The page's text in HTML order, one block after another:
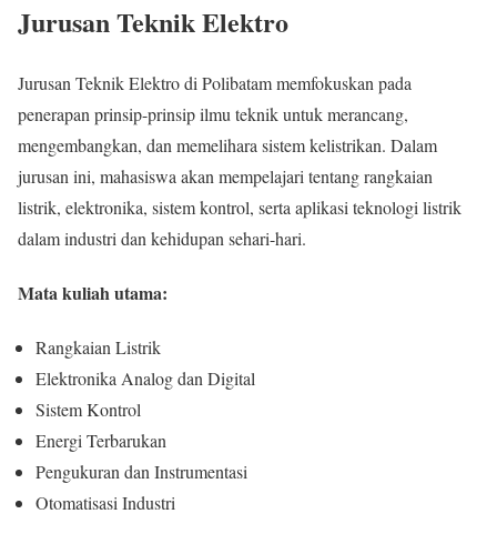
Jurusan Teknik Elektro
Jurusan Teknik Elektro di Polibatam memfokuskan pada
penerapan prinsip-prinsip ilmu teknik untuk merancang,
mengembangkan, dan memelihara sistem kelistrikan. Dalam
jurusan ini, mahasiswa akan mempelajari tentang rangkaian
listrik, elektronika, sistem kontrol, serta aplikasi teknologi listrik
dalam industri dan kehidupan sehari-hari.
Mata kuliah utama:
Rangkaian Listrik
Elektronika Analog dan Digital
Sistem Kontrol
Energi Terbarukan
Pengukuran dan Instrumentasi
Otomatisasi Industri